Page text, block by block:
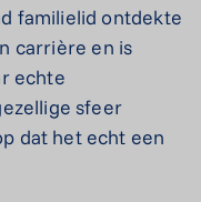
familielid ontdekte
carrière en is
echte
sfeer
dat het echt een